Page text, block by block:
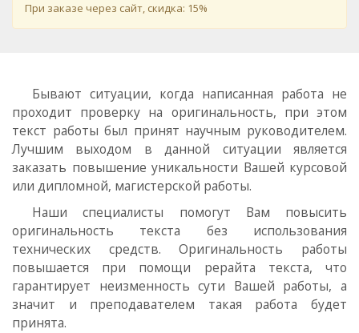
При заказе через сайт, скидка: 15%
Бывают ситуации, когда написанная работа не
проходит проверку на оригинальность, при этом
текст работы был принят научным руководителем.
Лучшим выходом в данной ситуации является
заказать повышение уникальности Вашей курсовой
или дипломной, магистерской работы.
Наши специалисты помогут Вам повысить
оригинальность текста без использования
технических средств. Оригинальность работы
повышается при помощи рерайта текста, что
гарантирует неизменность сути Вашей работы, а
значит и преподавателем такая работа будет
принята.